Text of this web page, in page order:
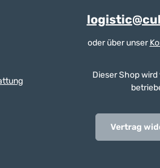
oder über unser
Dieser Shop wird
Vertrag